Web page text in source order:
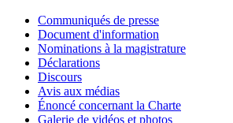
Communiqués de presse
Document d'information
Nominations à la magistrature
Déclarations
Discours
Avis aux médias
Énoncé concernant la Charte
Galerie de vidéos et photos